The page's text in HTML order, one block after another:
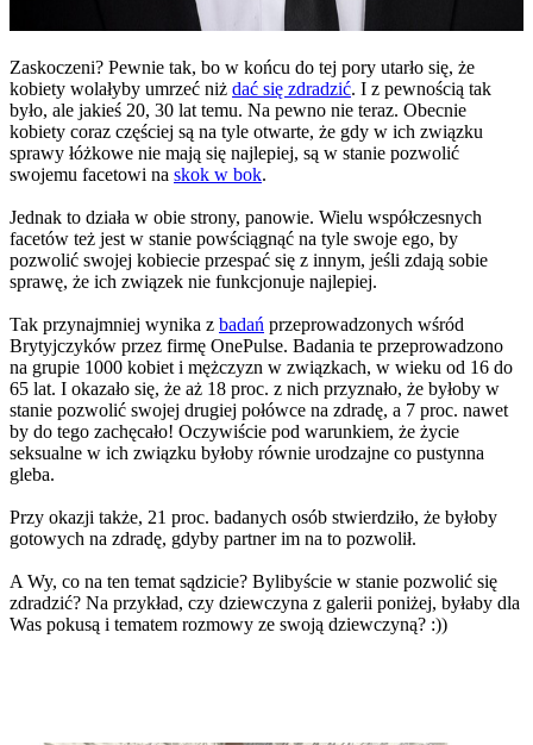
Zaskoczeni? Pewnie tak, bo w końcu do tej pory utarło się, że
kobiety wolałyby umrzeć niż dać się zdradzić. I z pewnością tak
było, ale jakieś 20, 30 lat temu. Na pewno nie teraz. Obecnie
kobiety coraz częściej są na tyle otwarte, że gdy w ich związku
sprawy łóżkowe nie mają się najlepiej, są w stanie pozwolić
swojemu facetowi na skok w bok.
Jednak to działa w obie strony, panowie. Wielu współczesnych
facetów też jest w stanie powściągnąć na tyle swoje ego, by
pozwolić swojej kobiecie przespać się z innym, jeśli zdają sobie
sprawę, że ich związek nie funkcjonuje najlepiej.
Tak przynajmniej wynika z badań przeprowadzonych wśród
Brytyjczyków przez firmę OnePulse. Badania te przeprowadzono
na grupie 1000 kobiet i mężczyzn w związkach, w wieku od 16 do
65 lat. I okazało się, że aż 18 proc. z nich przyznało, że byłoby w
stanie pozwolić swojej drugiej połówce na zdradę, a 7 proc. nawet
by do tego zachęcało! Oczywiście pod warunkiem, że życie
seksualne w ich związku byłoby równie urodzajne co pustynna
gleba.
Przy okazji także, 21 proc. badanych osób stwierdziło, że byłoby
gotowych na zdradę, gdyby partner im na to pozwolił.
A Wy, co na ten temat sądzicie? Bylibyście w stanie pozwolić się
zdradzić? Na przykład, czy dziewczyna z galerii poniżej, byłaby dla
Was pokusą i tematem rozmowy ze swoją dziewczyną? :))